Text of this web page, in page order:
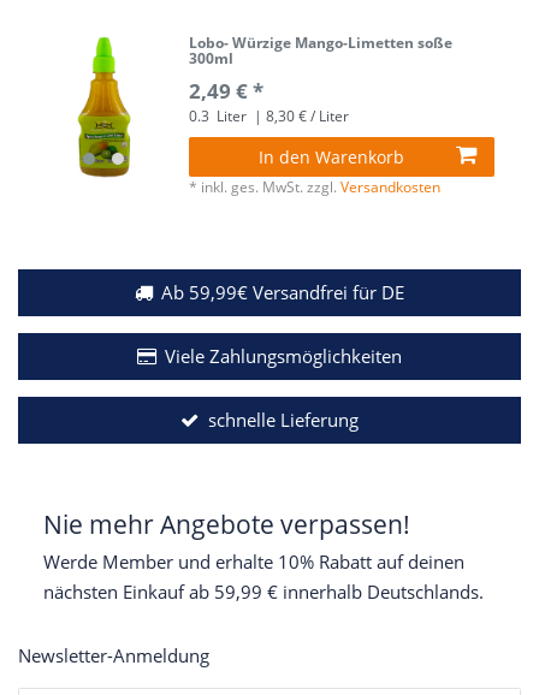
Lobo- Würzige Mango-Limetten soße
300ml
2,49 € *
0.3 Liter | 8,30 € / Liter
In den Warenkorb
* inkl. ges. MwSt. zzgl.Versandkosten
Ab 59,99€ Versandfrei für DE
Viele Zahlungsmöglichkeiten
schnelle Lieferung
Nie mehr Angebote verpassen!
Werde Member und erhalte 10% Rabatt auf deinen
nächsten Einkauf ab 59,99 € innerhalb Deutschlands.
Newsletter-Anmeldung